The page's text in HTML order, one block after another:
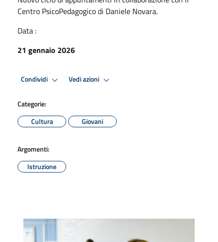
Centro PsicoPedagogico di Daniele Novara.
Data :
21 gennaio 2026
Condividi Vedi azioni
Categorie:
Cultura
Giovani
Argomenti:
Istruzione